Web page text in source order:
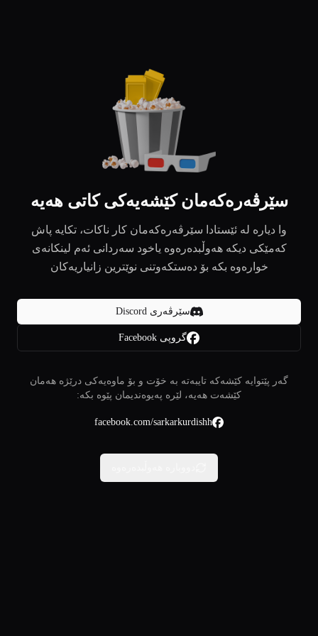
سێرڤەرەکەمان کێشەیەکی کاتی هەیە
وا دیارە لە ئێستادا سێرڤەرەکەمان کار ناکات، تکایە پاش
کەمێکی دیکە هەوڵبدەرەوە یاخود سەردانی ئەم لینکانەی
خوارەوە بکە بۆ دەستکەوتنی نوێترین زانیاریەکان
سێرڤەری Discord
گروپی Facebook
گەر پێتوایە کێشەکە تایبەتە بە خۆت و بۆ ماوەیەکی درێژە هەمان
کێشەت هەیە، لێرە پەیوەندیمان پێوە بکە:
facebook.com/sarkarkurdishh